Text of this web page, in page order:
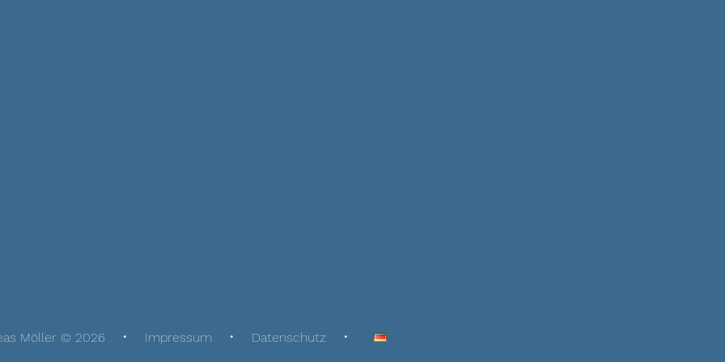
Möller © 2026 Impressum Datenschutz